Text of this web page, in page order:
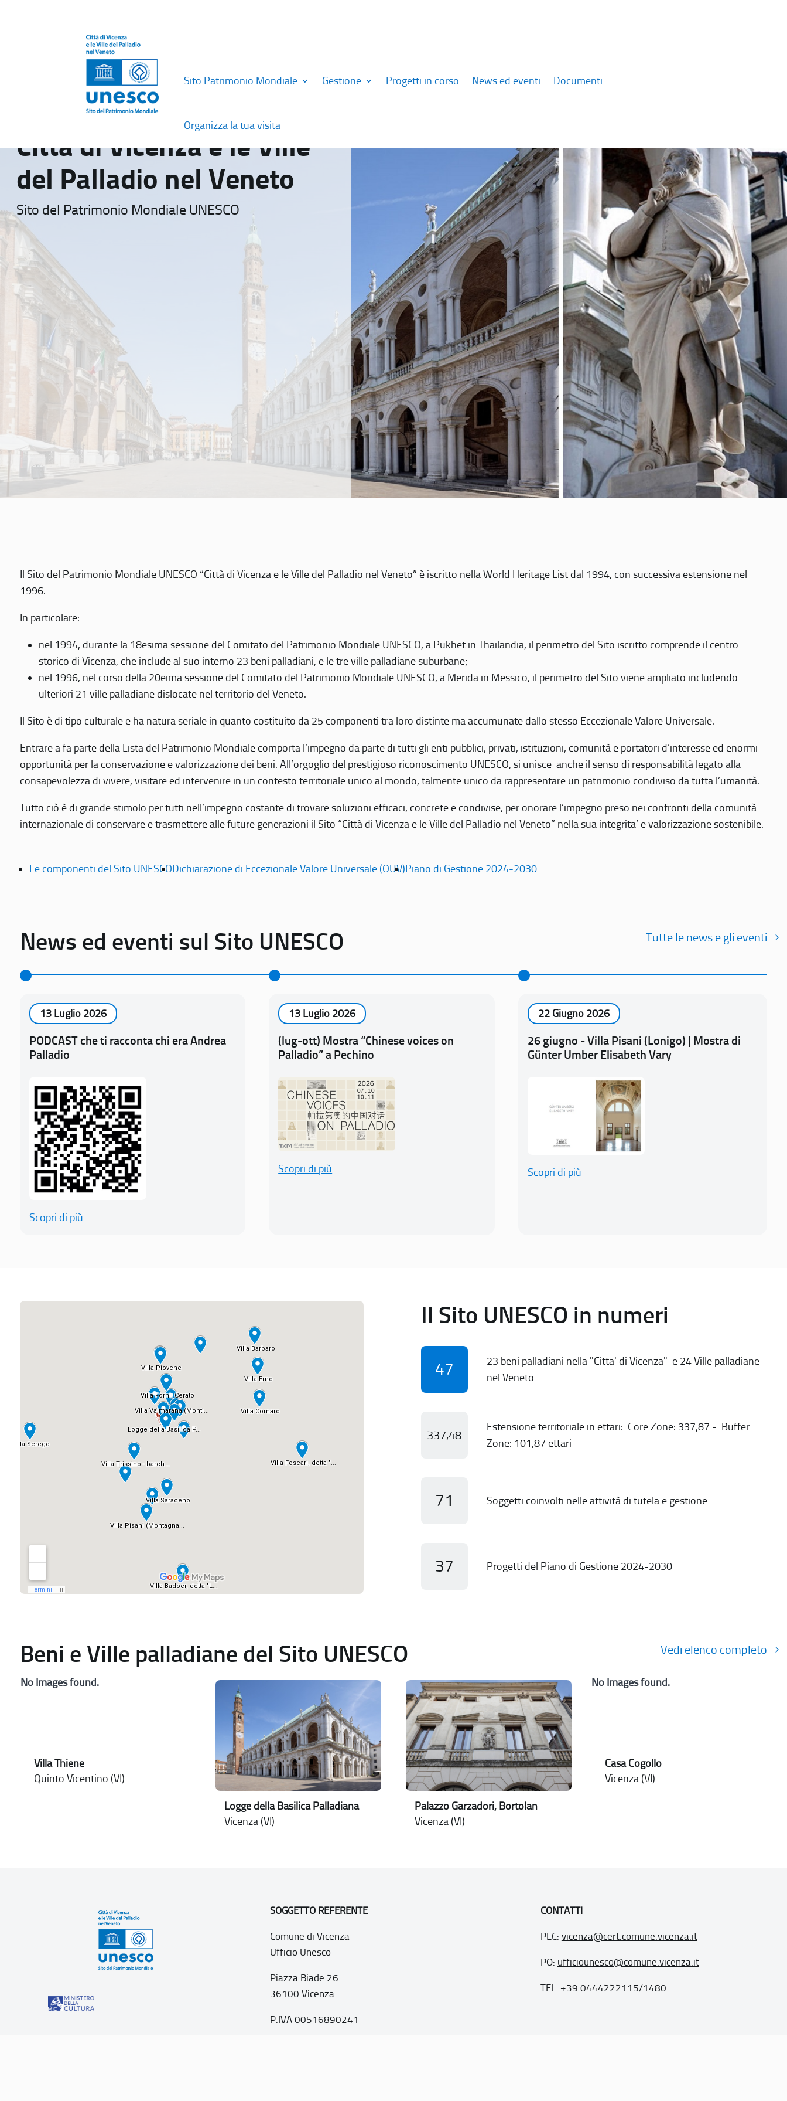
Sito Patrimonio Mondiale Gestione Progetti in corso News ed eventi Documenti
Organizza la tua visita
Città di Vicenza e le Ville
del Palladio nel Veneto
Sito del Patrimonio Mondiale UNESCO
Il Sito del Patrimonio Mondiale UNESCO “Città di Vicenza e le Ville del Palladio nel Veneto” è iscritto nella World Heritage List dal 1994, con successiva estensione nel
1996.
In particolare:
nel 1994, durante la 18esima sessione del Comitato del Patrimonio Mondiale UNESCO, a Pukhet in Thailandia, il perimetro del Sito iscritto comprende il centro
storico di Vicenza, che include al suo interno 23 beni palladiani, e le tre ville palladiane suburbane;
nel 1996, nel corso della 20eima sessione del Comitato del Patrimonio Mondiale UNESCO, a Merida in Messico, il perimetro del Sito viene ampliato includendo
ulteriori 21 ville palladiane dislocate nel territorio del Veneto.
Il Sito è di tipo culturale e ha natura seriale in quanto costituito da 25 componenti tra loro distinte ma accumunate dallo stesso Eccezionale Valore Universale.
Entrare a fa parte della Lista del Patrimonio Mondiale comporta l’impegno da parte di tutti gli enti pubblici, privati, istituzioni, comunità e portatori d’interesse ed enormi
opportunità per la conservazione e valorizzazione dei beni. All’orgoglio del prestigioso riconoscimento UNESCO, si unisce anche il senso di responsabilità legato alla
consapevolezza di vivere, visitare ed intervenire in un contesto territoriale unico al mondo, talmente unico da rappresentare un patrimonio condiviso da tutta l’umanità.
Tutto ciò è di grande stimolo per tutti nell’impegno costante di trovare soluzioni efficaci, concrete e condivise, per onorare l’impegno preso nei confronti della comunità
internazionale di conservare e trasmettere alle future generazioni il Sito “Città di Vicenza e le Ville del Palladio nel Veneto” nella sua integrita’ e valorizzazione sostenibile.
Le componenti del Sito UNESCODichiarazione di Eccezionale Valore Universale (OUV)Piano di Gestione 2024-2030
News ed eventi sul Sito UNESCO Tutte le news e gli eventi
13 Luglio 2026
PODCAST che ti racconta chi era Andrea
Palladio
Scopri di più
13 Luglio 2026
(lug-ott) Mostra “Chinese voices on
Palladio” a Pechino
Scopri di più
22 Giugno 2026
26 giugno - Villa Pisani (Lonigo) | Mostra di
Günter Umber Elisabeth Vary
Scopri di più
Il Sito UNESCO in numeri
47
23 beni palladiani nella "Citta' di Vicenza" e 24 Ville palladiane
nel Veneto
337,48
Estensione territoriale in ettari: Core Zone: 337,87 - Buffer
Zone: 101,87 ettari
71 Soggetti coinvolti nelle attività di tutela e gestione
37 Progetti del Piano di Gestione 2024-2030
Beni e Ville palladiane del Sito UNESCO Vedi elenco completo
No Images found.
Villa Thiene
Quinto Vicentino (VI)
Logge della Basilica Palladiana
Vicenza (VI)
Palazzo Garzadori, Bortolan
Vicenza (VI)
No Images found.
Casa Cogollo
Vicenza (VI)
SOGGETTO REFERENTE
Comune di Vicenza
Ufficio Unesco
Piazza Biade 26
36100 Vicenza
P.IVA 00516890241
CONTATTI
PEC: vicenza@cert.comune.vicenza.it
PO: ufficiounesco@comune.vicenza.it
TEL: +39 0444222115/1480